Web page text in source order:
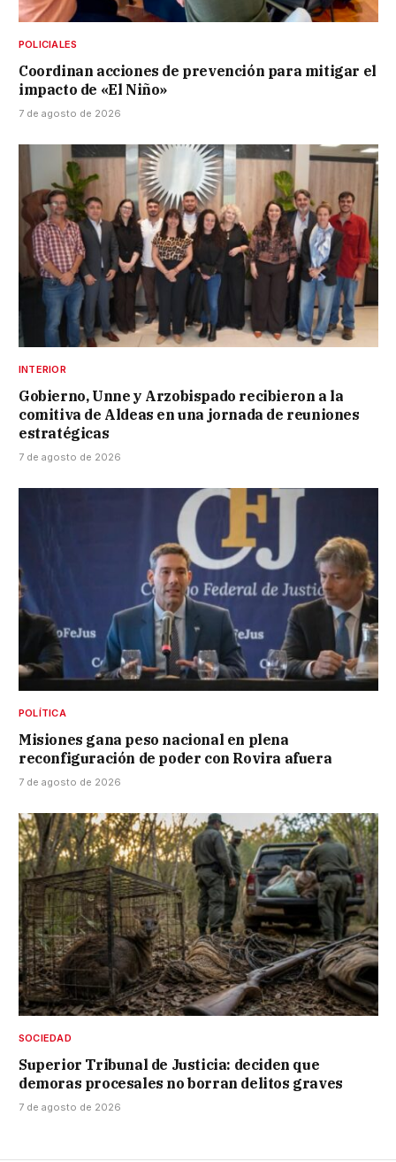
POLICIALES
Coordinan acciones de prevención para mitigar el
impacto de «El Niño»
7 de agosto de 2026
INTERIOR
Gobierno, Unne y Arzobispado recibieron a la
comitiva de Aldeas en una jornada de reuniones
estratégicas
7 de agosto de 2026
POLÍTICA
Misiones gana peso nacional en plena
reconfiguración de poder con Rovira afuera
7 de agosto de 2026
SOCIEDAD
Superior Tribunal de Justicia: deciden que
demoras procesales no borran delitos graves
7 de agosto de 2026